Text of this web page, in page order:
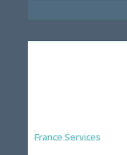
France Services